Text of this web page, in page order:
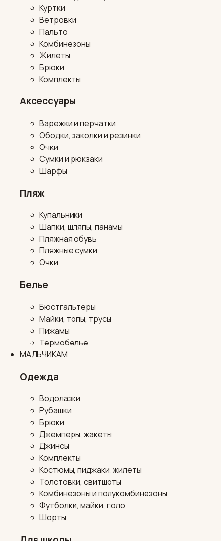
Куртки
Ветровки
Пальто
Комбинезоны
Жилеты
Брюки
Комплекты
Аксессуары
Варежки и перчатки
Ободки, заколки и резинки
Очки
Сумки и рюкзаки
Шарфы
Пляж
Купальники
Шапки, шляпы, панамы
Пляжная обувь
Пляжные сумки
Очки
Белье
Бюстгальтеры
Майки, топы, трусы
Пижамы
Термобелье
МАЛЬЧИКАМ
Одежда
Водолазки
Рубашки
Брюки
Джемперы, жакеты
Джинсы
Комплекты
Костюмы, пиджаки, жилеты
Толстовки, свитшоты
Комбинезоны и полукомбинезоны
Футболки, майки, поло
Шорты